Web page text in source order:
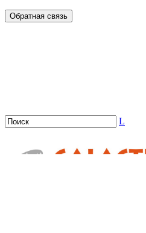
Обратная связь
L